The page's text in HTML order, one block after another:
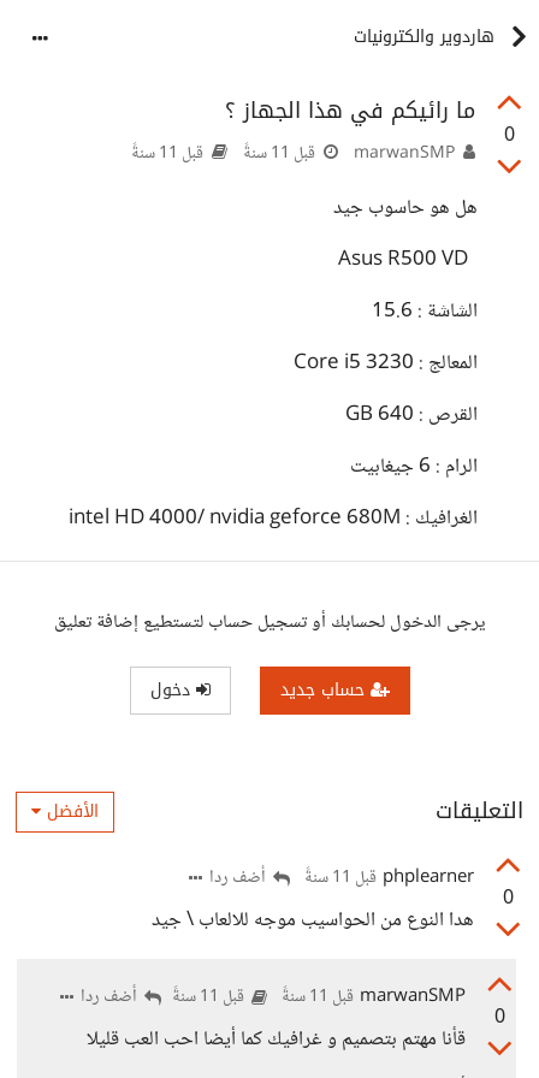
هاردوير والكترونيات
0
ما رائيكم في هذا الجهاز ؟
قبل 11 سنةً قبل 11 سنةً
هل هو حاسوب جيد
الشاشة : 15.6
المعالج : 3230 Core i5
القرص : 640 GB
الرام : 6 جيغابيت
الغرافيك : intel HD 4000/ nvidia geforce 680M
يرجى الدخول لحسابك أو تسجيل حساب لتستطيع إضافة تعليق
حساب جديد دخول
التعليقات الأفضل
0
phplearner قبل 11 سنةً أضف ردا
هدا النوع من الحواسيب موجه للالعاب \ جيد
0
marwanSMP قبل 11 سنةً قبل 11 سنةً أضف ردا
قأنا مهتم بتصميم و غرافيك كما أيضا احب العب قليلا